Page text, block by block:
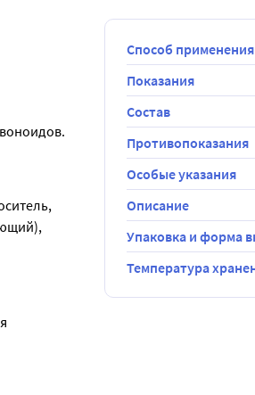
Способ
Показания
Состав
Противопоказания
Особые указания
Описание
Упаковка и форма
Температура